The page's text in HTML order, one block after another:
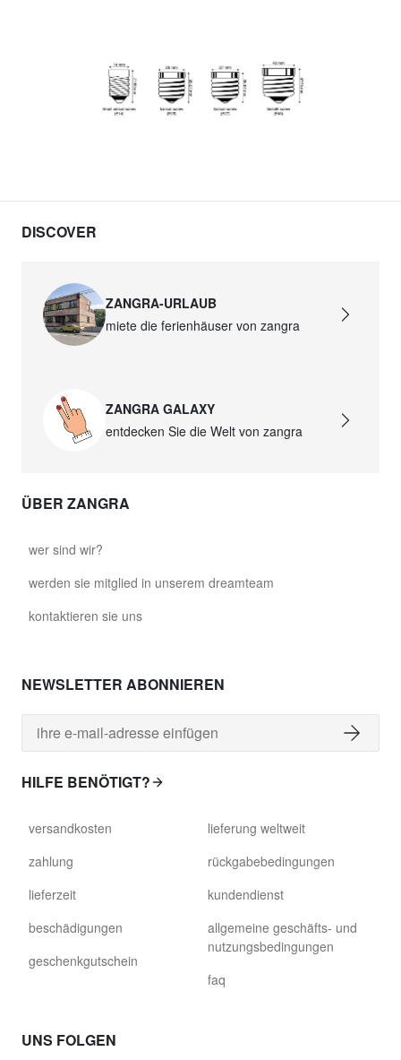
DISCOVER
ZANGRA-URLAUB
miete die ferienhäuser von zangra
ZANGRA GALAXY
entdecken Sie die Welt von zangra
ÜBER ZANGRA
wer sind wir?
werden sie mitglied in unserem dreamteam
kontaktieren sie uns
NEWSLETTER ABONNIEREN
HILFE BENÖTIGT?
versandkosten
zahlung
lieferzeit
beschädigungen
geschenkgutschein
lieferung weltweit
rückgabebedingungen
kundendienst
allgemeine geschäfts- und
nutzungsbedingungen
faq
UNS FOLGEN